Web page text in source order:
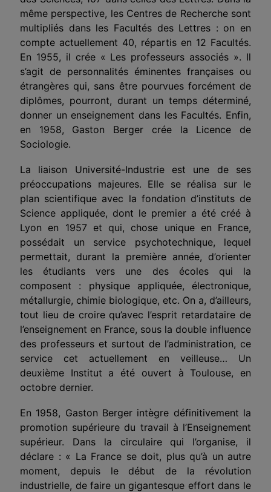
même perspective, les Centres de Recherche sont
multipliés dans les Facultés des Lettres : on en
compte actuellement 40, répartis en 12 Facultés.
En 1955, il crée « Les professeurs associés ». Il
s’agit de personnalités éminentes françaises ou
étrangères qui, sans être pourvues forcément de
diplômes, pourront, durant un temps déterminé,
donner un enseignement dans les Facultés. Enfin,
en 1958, Gaston Berger crée la Licence de
Sociologie.
La liaison Université-Industrie est une de ses
préoccupations majeures. Elle se réalisa sur le
plan scientifique avec la fondation d’instituts de
Science appliquée, dont le premier a été créé à
Lyon en 1957 et qui, chose unique en France,
possédait un service psychotechnique, lequel
permettait, durant la première année, d’orienter
les étudiants vers une des écoles qui la
composent : physique appliquée, électronique,
métallurgie, chimie biologique, etc. On a, d’ailleurs,
tout lieu de croire qu’avec l’esprit retardataire de
l’enseignement en France, sous la double influence
des professeurs et surtout de l’administration, ce
service cet actuellement en veilleuse… Un
deuxième Institut a été ouvert à Toulouse, en
octobre dernier.
En 1958, Gaston Berger intègre définitivement la
promotion supérieure du travail à l’Enseignement
supérieur. Dans la circulaire qui l’organise, il
déclare : « La France se doit, plus qu’à un autre
moment, depuis le début de la révolution
industrielle, de faire un gigantesque effort dans le